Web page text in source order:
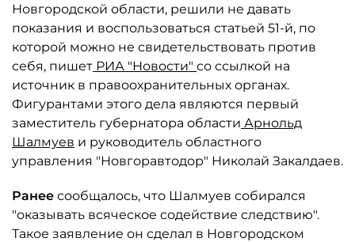
Новгородской области, решили не давать
показания и воспользоваться статьей 51-й, по
которой можно не свидетельствовать против
себя, пишет РИА "Новости" со ссылкой на
источник в правоохранительных органах.
Фигурантами этого дела являются первый
заместитель губернатора области Арнольд
Шалмуев и руководитель областного
управления "Новгоравтодор" Николай Закалдаев.
Ранее сообщалось, что Шалмуев собирался
"оказывать всяческое содействие следствию".
Такое заявление он сделал в Новгородском